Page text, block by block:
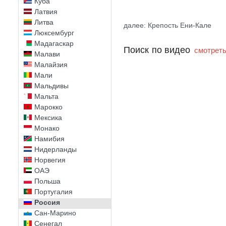
Латвия
Литва
Люксембург
Мадагаскар
Малави
Малайзия
Мали
Мальдивы
Мальта
Марокко
Мексика
Монако
Намибия
Нидерланды
Норвегия
ОАЭ
Польша
Португалия
Россия
Сан-Марино
Сенегал
далее: Крепость Ени-Кале
Поиск по видео